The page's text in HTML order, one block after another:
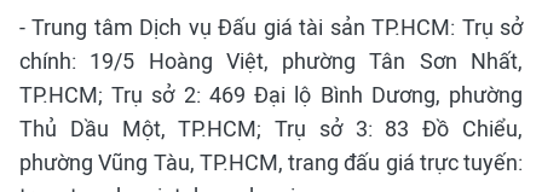
- Trung tâm Dịch vụ Đấu giá tài sản TP.HCM: Trụ sở
chính: 19/5 Hoàng Việt, phường Tân Sơn Nhất,
TP.HCM; Trụ sở 2: 469 Đại lộ Bình Dương, phường
Thủ Dầu Một, TP.HCM; Trụ sở 3: 83 Đồ Chiểu,
phường Vũng Tàu, TP.HCM, trang đấu giá trực tuyến: